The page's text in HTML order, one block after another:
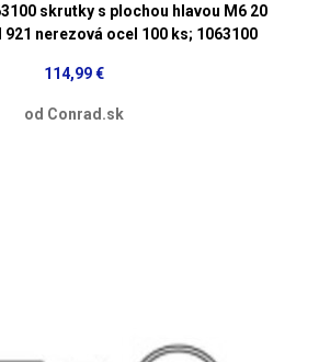
skrutky s plochou hlavou M6 20
921 nerezová ocel 100 ks; 1063100
114,99 €
od Conrad.sk